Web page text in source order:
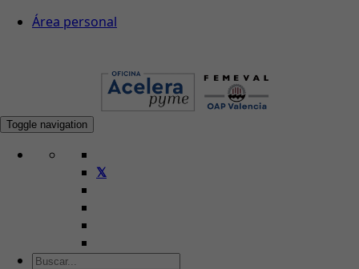
Área personal
Toggle navigation